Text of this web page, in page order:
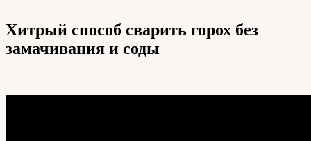
Хитрый способ сварить горох без
замачивания и соды